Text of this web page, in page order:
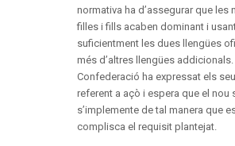
normativa ha d’assegurar que les
filles i fills acaben dominant i
suficientment les dues llengües
més d’altres llengües addicionals.
Confederació ha expressat els
referent a açò i espera que el nou
s’implemente de tal manera que
complisca el requisit plantejat.